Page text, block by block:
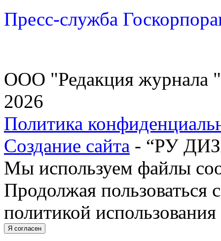
Пресс-служба
ООО "Редакция журнала
2026
Политика
Создание сайта - “РУ
Мы используем файлы
Продолжая пользоваться
политикой
Я согласен